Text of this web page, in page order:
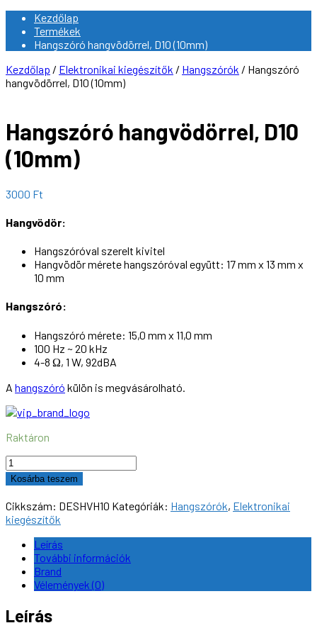
Kezdőlap
Termékek
Hangszóró hangvödörrel, D10 (10mm)
Kezdőlap / Elektronikai kiegészítők / Hangszórók / Hangszóró
hangvödörrel, D10 (10mm)
Hangszóró hangvödörrel, D10
(10mm)
3000 Ft
Hangvödör:
Hangszóróval szerelt kivitel
Hangvödör mérete hangszóróval együtt: 17 mm x 13 mm x
10 mm
Hangszóró:
Hangszóró mérete: 15,0 mm x 11,0 mm
100 Hz ~ 20 kHz
4-8 Ω, 1 W, 92dBA
A hangszóró külön is megvásárolható.
Raktáron
Hangszóró
hangvödörrel,
D10
(10mm)
mennyiség
Kosárba teszem
Cikkszám: DESHVH10 Kategóriák: Hangszórók, Elektronikai
kiegészítők
Leírás
További információk
Brand
Vélemények (0)
Leírás